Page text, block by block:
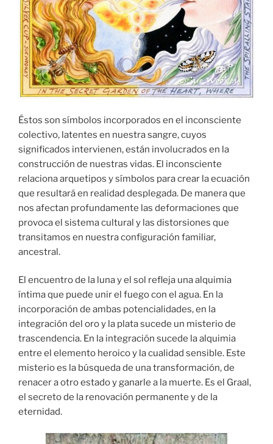
Éstos son símbolos incorporados en el inconsciente
colectivo, latentes en nuestra sangre, cuyos
significados intervienen, están involucrados en la
construcción de nuestras vidas. El inconsciente
relaciona arquetipos y símbolos para crear la ecuación
que resultará en realidad desplegada. De manera que
nos afectan profundamente las deformaciones que
provoca el sistema cultural y las distorsiones que
transitamos en nuestra configuración familiar,
ancestral.
El encuentro de la luna y el sol refleja una alquimia
íntima que puede unir el fuego con el agua. En la
incorporación de ambas potencialidades, en la
integración del oro y la plata sucede un misterio de
trascendencia. En la integración sucede la alquimia
entre el elemento heroico y la cualidad sensible. Este
misterio es la búsqueda de una transformación, de
renacer a otro estado y ganarle a la muerte. Es el Graal,
el secreto de la renovación permanente y de la
eternidad.